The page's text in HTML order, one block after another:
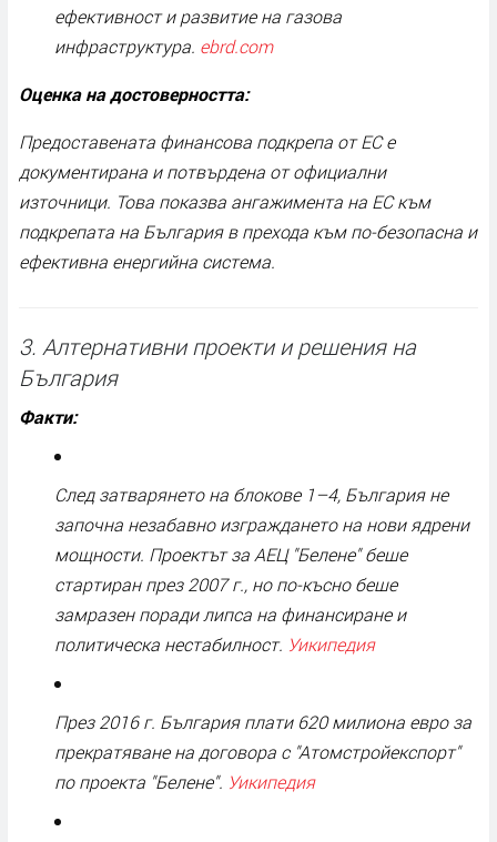
ефективност и развитие на газова
инфраструктура. ebrd.com
Оценка на достоверността:
Предоставената финансова подкрепа от ЕС е
документирана и потвърдена от официални
източници. Това показва ангажимента на ЕС към
подкрепата на България в прехода към по-безопасна и
ефективна енергийна система.
3. Алтернативни проекти и решения на
България
Факти:
След затварянето на блокове 1–4, България не
започна незабавно изграждането на нови ядрени
мощности. Проектът за АЕЦ "Белене" беше
стартиран през 2007 г., но по-късно беше
замразен поради липса на финансиране и
политическа нестабилност. Уикипедия
През 2016 г. България плати 620 милиона евро за
прекратяване на договора с "Атомстройекспорт"
по проекта "Белене". Уикипедия